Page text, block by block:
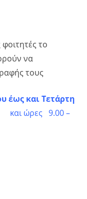
φοιτητές το
να
τους
έως και Τετάρτη
και ώρες 9.00 –